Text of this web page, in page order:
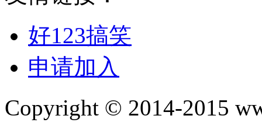
好123搞笑
申请加入
Copyright © 2014-2015